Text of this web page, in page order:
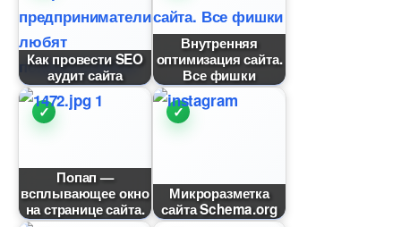
Как провести SEO
аудит сайта
нутренняя
оптимизация сайта.
се фишки
Попап —
сплывающее окно
на странице сайта.
Микроразметка
сайта Schema.org